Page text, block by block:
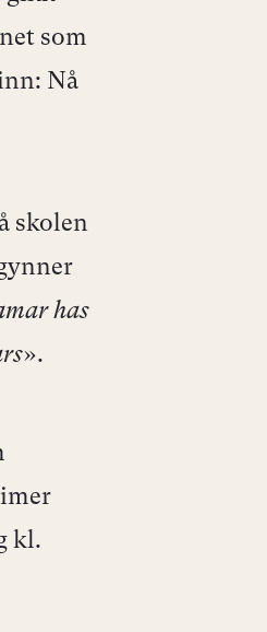
som
Nå
skolen
has
».
kl.